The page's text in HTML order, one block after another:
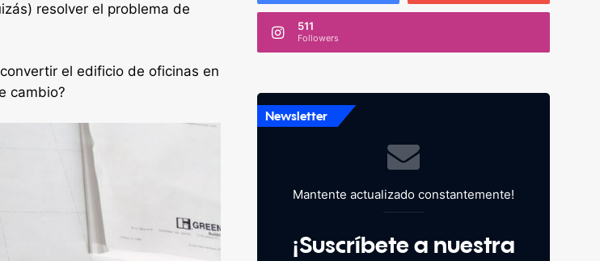
resolver el problema de
el edificio de oficinas en
cambio?
511
Followers
Newsletter
Mantente actualizado constantemente!
¡Suscríbete a nuestra